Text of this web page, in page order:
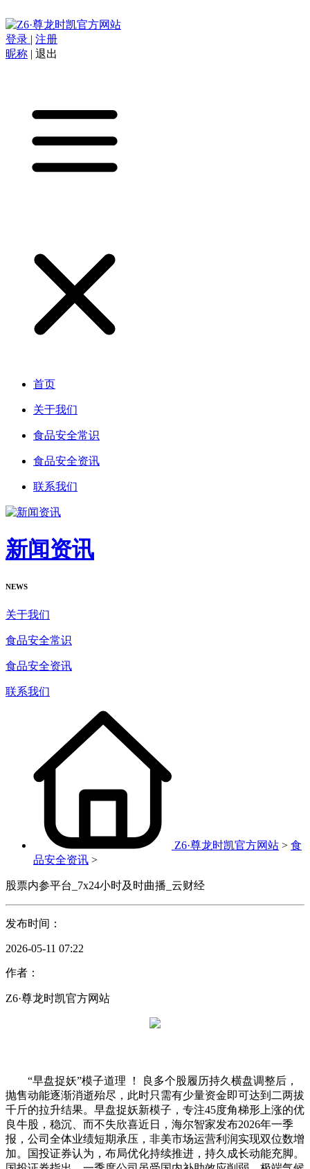
登录 | 注册
昵称 | 退出
首页
关于我们
食品安全常识
食品安全资讯
联系我们
新闻资讯
NEWS
关于我们
食品安全常识
食品安全资讯
联系我们
Z6·尊龙时凯官方网站 > 食
品安全资讯 >
股票内参平台_7x24小时及时曲播_云财经
发布时间：
2026-05-11 07:22
作者：
Z6·尊龙时凯官方网站
“早盘捉妖”模子道理 ！ 良多个股履历持久横盘调整后，
抛售动能逐渐消逝殆尽，此时只需有少量资金即可达到二两拔
千斤的拉升结果。早盘捉妖新模子，专注45度角梯形上涨的优
良牛股，稳沉、而不失欣喜近日，海尔智家发布2026年一季
报，公司全体业绩短期承压，非美市场运营利润实现双位数增
加。国投证券认为，布局优化持续推进，持久成长动能充脚。